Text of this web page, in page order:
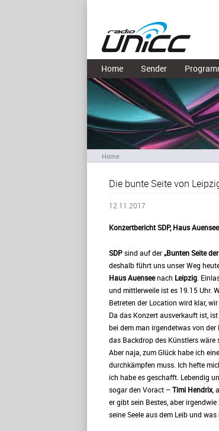
Home Sender
Home
Die bunte Seite von
12.11.2017
Konzertbericht SDP, Haus
SDPsind auf der„Bunten Seite
deshalb führt uns unser Weg
Haus Auenseenach Leipzig .
und mittlerweile ist es 19.15 Uhr.
Betreten der Location wird klar,
Da das Konzert ausverkauft ist,
bei dem man irgendetwas von
das Backdrop des Künstlers wäre
Aber naja, zum Glück habe ich
durchkämpfen muss. Ich hefte
ich habe es geschafft. Lebendig
sogar den Voract –Timi Hendrix,
er gibt sein Bestes, aber
seine Seele aus dem Leib und